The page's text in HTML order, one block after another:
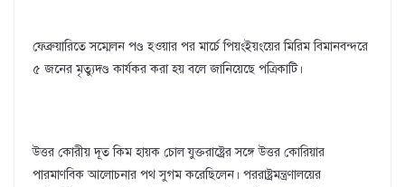
ফেব্রুয়ারিতে সম্মেলন পণ্ড হওয়ার পর মার্চে পিয়ংইয়ংয়ের মিরিম বিমানবন্দরে
৫ জনের মৃত্যুদণ্ড কার্যকর করা হয় বলে জানিয়েছে পত্রিকাটি।
উত্তর কোরীয় দূত কিম হায়ক চোল যুক্তরাষ্ট্রের সঙ্গে উত্তর কোরিয়ার
পারমাণবিক আলোচনার পথ সুগম করেছিলেন। পররাষ্ট্রমন্ত্রণালয়ের